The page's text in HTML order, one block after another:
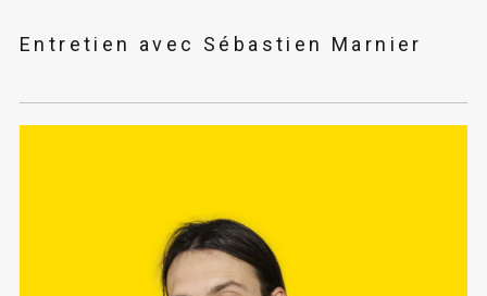
Entretien avec Sébastien Marnier